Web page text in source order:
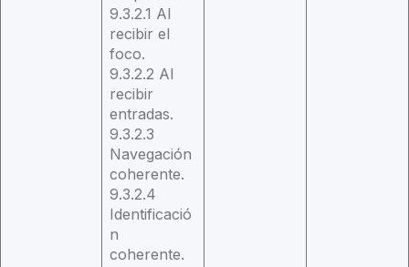
9.3.2.1 Al
recibir el
foco.
9.3.2.2 Al
recibir
entradas.
9.3.2.3
Navegación
coherente.
9.3.2.4
Identificació
n
coherente.